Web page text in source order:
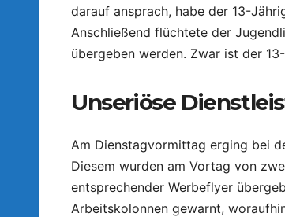
darauf ansprach, habe der 13-
Anschließend flüchtete der
übergeben werden. Zwar ist der
Unseriöse
Am Dienstagvormittag erging bei
Diesem wurden am Vortag von
entsprechender Werbeflyer
Arbeitskolonnen gewarnt,